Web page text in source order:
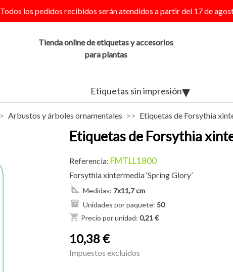
Todos los pedidos recibidos serán atendidos a partir del 17 de
Tienda online de etiquetas y accesorios
para plantas
Etiquetas sin impresión
Arbustos y árboles ornamentales Etiquetas de Forsythia
Etiquetas de Forsythia
Referencia: FMTLL1800
Forsythia xintermedia ‘Spring Glory’
Medidas: 7x11,7 cm
Unidades por paquete: 50
shopping_cart Precio por unidad: 0,21 €
10,38 €
Impuestos excluidos